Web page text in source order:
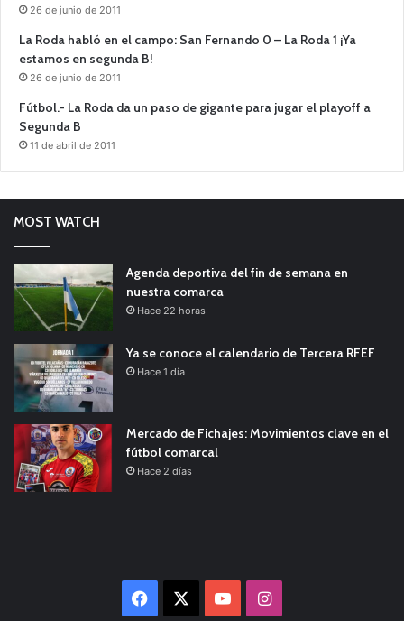
26 de junio de 2011
La Roda habló en el campo: San Fernando 0 – La Roda 1 ¡Ya
estamos en segunda B!
26 de junio de 2011
Fútbol.- La Roda da un paso de gigante para jugar el playoff a
Segunda B
11 de abril de 2011
MOST WATCH
Agenda deportiva del fin de semana en
nuestra comarca
Hace 22 horas
Ya se conoce el calendario de Tercera RFEF
Hace 1 día
Mercado de Fichajes: Movimientos clave en el
fútbol comarcal
Hace 2 días
Facebook YouTubeInstagram